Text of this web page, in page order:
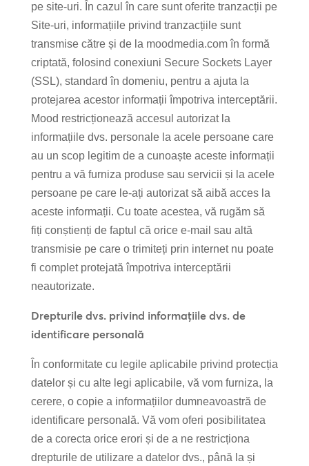
pe site-uri. În cazul în care sunt oferite tranzacții pe
Site-uri, informațiile privind tranzacțiile sunt
transmise către și de la moodmedia.com în formă
criptată, folosind conexiuni Secure Sockets Layer
(SSL), standard în domeniu, pentru a ajuta la
protejarea acestor informații împotriva interceptării.
Mood restricționează accesul autorizat la
informațiile dvs. personale la acele persoane care
au un scop legitim de a cunoaște aceste informații
pentru a vă furniza produse sau servicii și la acele
persoane pe care le-ați autorizat să aibă acces la
aceste informații. Cu toate acestea, vă rugăm să
fiți conștienți de faptul că orice e-mail sau altă
transmisie pe care o trimiteți prin internet nu poate
fi complet protejată împotriva interceptării
neautorizate.
Drepturile dvs. privind informațiile dvs. de
identificare personală
În conformitate cu legile aplicabile privind protecția
datelor și cu alte legi aplicabile, vă vom furniza, la
cerere, o copie a informațiilor dumneavoastră de
identificare personală. Vă vom oferi posibilitatea
de a corecta orice erori și de a ne restricționa
drepturile de utilizare a datelor dvs., până la și